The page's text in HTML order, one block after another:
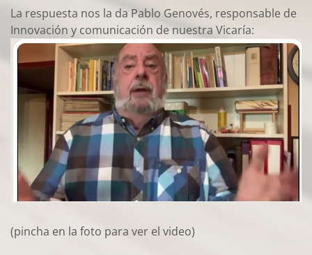
La respuesta nos la da Pablo Genovés, responsable de
Innovación y comunicación de nuestra Vicaría:
(pincha en la foto para ver el video)